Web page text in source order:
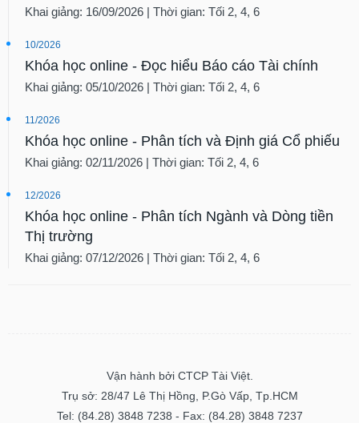
Khai giảng: 16/09/2026 | Thời gian: Tối 2, 4, 6
10/2026
Khóa học online - Đọc hiểu Báo cáo Tài chính
Khai giảng: 05/10/2026 | Thời gian: Tối 2, 4, 6
11/2026
Khóa học online - Phân tích và Định giá Cổ phiếu
Khai giảng: 02/11/2026 | Thời gian: Tối 2, 4, 6
12/2026
Khóa học online - Phân tích Ngành và Dòng tiền
Thị trường
Khai giảng: 07/12/2026 | Thời gian: Tối 2, 4, 6
Vận hành bởi CTCP Tài Việt.
Trụ sở: 28/47 Lê Thị Hồng, P.Gò Vấp, Tp.HCM
Tel: (84.28) 3848 7238 - Fax: (84.28) 3848 7237